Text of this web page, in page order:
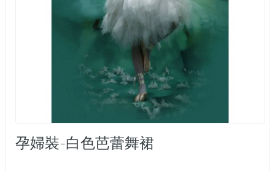
孕婦裝-白色芭蕾舞裙